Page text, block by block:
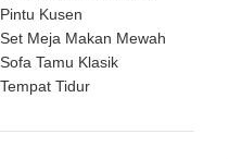
Pintu Kusen
Set Meja Makan Mewah
Sofa Tamu Klasik
Tempat Tidur